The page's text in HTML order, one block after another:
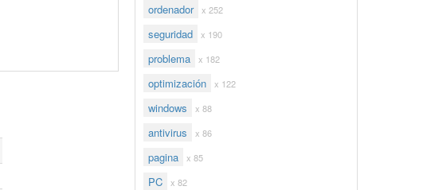
ordenador x 252
seguridad x 190
problema x 182
optimización x 122
windows x 88
antivirus x 86
pagina x 85
PC x 82